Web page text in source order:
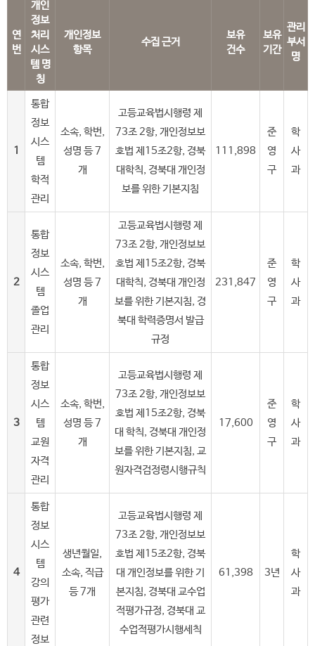
연
번
개인
정보
처리
시스
템 명
칭
개인정보
항목
수집 근거
보유
건수
보유
기간
관리
부서
명
1
통합
정보
시스
템
학적
관리
소속, 학번,
성명 등 7
개
고등교육법시행령 제
73조 2항, 개인정보보
호법 제15조2항, 경북
대학칙, 경북대 개인정
보를 위한 기본지침
111,898
준
영
구
학
사
과
2
통합
정보
시스
템
졸업
관리
소속, 학번,
성명 등 7
개
고등교육법시행령 제
73조 2항, 개인정보보
호법 제15조2항, 경북
대학칙, 경북대 개인정
보를 위한 기본지침, 경
북대 학력증명서 발급
규정
231,847
준
영
구
학
사
과
3
통합
정보
시스
템
교원
자격
관리
소속, 학번,
성명 등 7
개
고등교육법시행령 제
73조 2항, 개인정보보
호법 제15조2항, 경북
대 학칙, 경북대 개인정
보를 위한 기본지침, 교
원자격검정령시행규칙
17,600
준
영
구
학
사
과
4
통합
정보
시스
템
강의
평가
관련
정보
생년월일,
소속, 직급
등 7개
고등교육법시행령 제
73조 2항, 개인정보보
호법 제15조2항, 경북
대 개인정보를 위한 기
본지침, 경북대 교수업
적평가규정, 경북대 교
수업적평가시행세칙
61,398 3년
학
사
과